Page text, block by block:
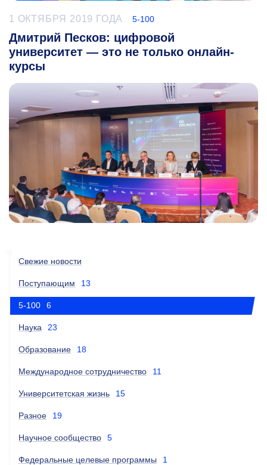
1 ОКТЯБРЯ 2019 ГОДА 5-100
Дмитрий Песков: цифровой
университет — это не только онлайн-
курсы
Свежие новости
Поступающим 13
5-100 6
Наука 23
Образование 18
Международное сотрудничество 11
Университетская жизнь 15
Разное 19
Научное сообщество 5
Федеральные целевые программы 1